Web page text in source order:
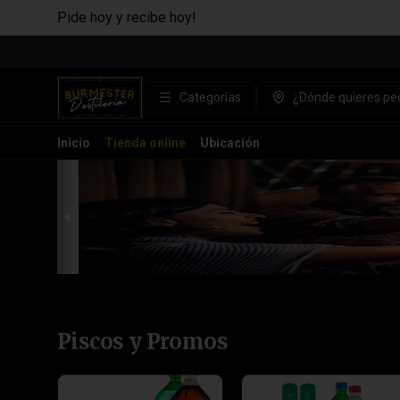
Pide hoy y recibe hoy!
Categorías ¿Dónde quieres
Inicio Tienda online Ubicación
Piscos y Promos